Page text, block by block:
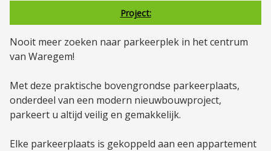
Project:
Nooit meer zoeken naar parkeerplek in het centrum
van Waregem!
Met deze praktische bovengrondse parkeerplaats,
onderdeel van een modern nieuwbouwproject,
parkeert u altijd veilig en gemakkelijk.
Elke parkeerplaats is gekoppeld aan een appartement